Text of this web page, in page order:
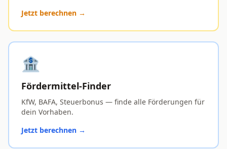
Jetzt berechnen →
🏦
Fördermittel-Finder
KfW, BAFA, Steuerbonus — finde alle Förderungen für
dein Vorhaben.
Jetzt berechnen →